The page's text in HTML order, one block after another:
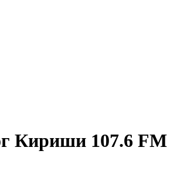
Кириши 107.6 FM